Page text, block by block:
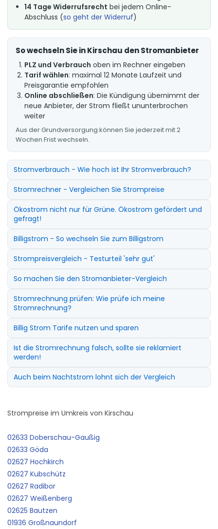
14 Tage Widerrufsrecht bei jedem Online-
Abschluss (so geht der Widerruf)
So wechseln Sie in Kirschau den Stromanbieter
PLZ und Verbrauch oben im Rechner eingeben
Tarif wählen: maximal 12 Monate Laufzeit und
Preisgarantie empfohlen
Online abschließen: Die Kündigung übernimmt der
neue Anbieter, der Strom fließt ununterbrochen
weiter
Aus der Grundversorgung können Sie jederzeit mit 2
Wochen Frist wechseln.
Stromverbrauch - Wie hoch ist Ihr Stromverbrauch?
Stromrechner - Vergleichen Sie Strompreise
Ökostrom nicht nur für Grüne. Ökostrom gefördert und
gefragt!
Billigstrom - So wechseln Sie zum Billigstrom
Strompreisvergleich - Testurteil 'sehr gut'
So machen Sie den Stromanbieter-Vergleich
Stromrechnung prüfen: Wie prüfe ich meine
Stromrechnung?
Billig Strom Tarife nutzen und sparen
Ist die Stromrechnung falsch, sollte sie reklamiert
werden!
Auch beim Nachtstrom lohnt sich der Vergleich
Strompreise im Umkreis von Kirschau
02633 Doberschau-Gaußig
02633 Göda
02627 Hochkirch
02627 Kubschütz
02627 Radibor
02627 Weißenberg
02625 Bautzen
01936 Großnaundorf